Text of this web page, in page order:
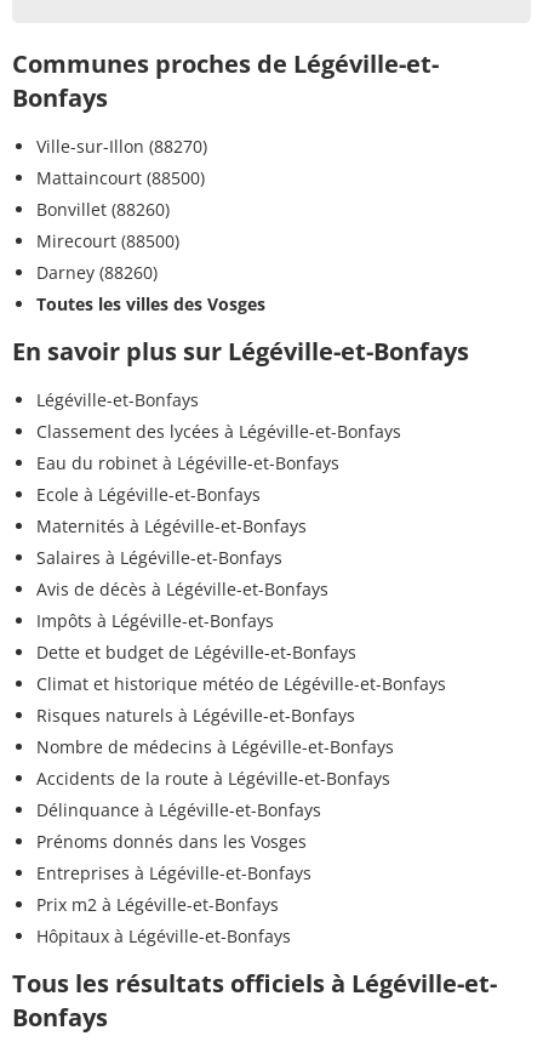
Communes proches de Légéville-et-
Bonfays
Ville-sur-Illon (88270)
Mattaincourt (88500)
Bonvillet (88260)
Mirecourt (88500)
Darney (88260)
Toutes les villes des Vosges
En savoir plus sur Légéville-et-Bonfays
Légéville-et-Bonfays
Classement des lycées à Légéville-et-Bonfays
Eau du robinet à Légéville-et-Bonfays
Ecole à Légéville-et-Bonfays
Maternités à Légéville-et-Bonfays
Salaires à Légéville-et-Bonfays
Avis de décès à Légéville-et-Bonfays
Impôts à Légéville-et-Bonfays
Dette et budget de Légéville-et-Bonfays
Climat et historique météo de Légéville-et-Bonfays
Risques naturels à Légéville-et-Bonfays
Nombre de médecins à Légéville-et-Bonfays
Accidents de la route à Légéville-et-Bonfays
Délinquance à Légéville-et-Bonfays
Prénoms donnés dans les Vosges
Entreprises à Légéville-et-Bonfays
Prix m2 à Légéville-et-Bonfays
Hôpitaux à Légéville-et-Bonfays
Tous les résultats officiels à Légéville-et-
Bonfays